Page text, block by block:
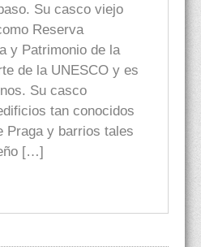
Su casco viejo
Reserva
y Patrimonio de la
de la UNESCO y es
Su casco
tan conocidos
Praga y barrios tales
[…]